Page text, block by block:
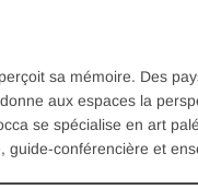
sa mémoire. Des
aux espaces la
se spécialise en art
conférencière et